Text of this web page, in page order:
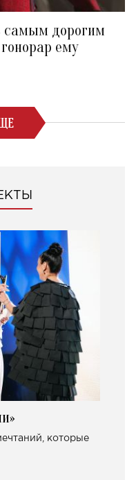
самым дорогим
ему
которые